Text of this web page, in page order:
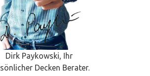
Dirk Paykowski, Ihr
Decken Berater.